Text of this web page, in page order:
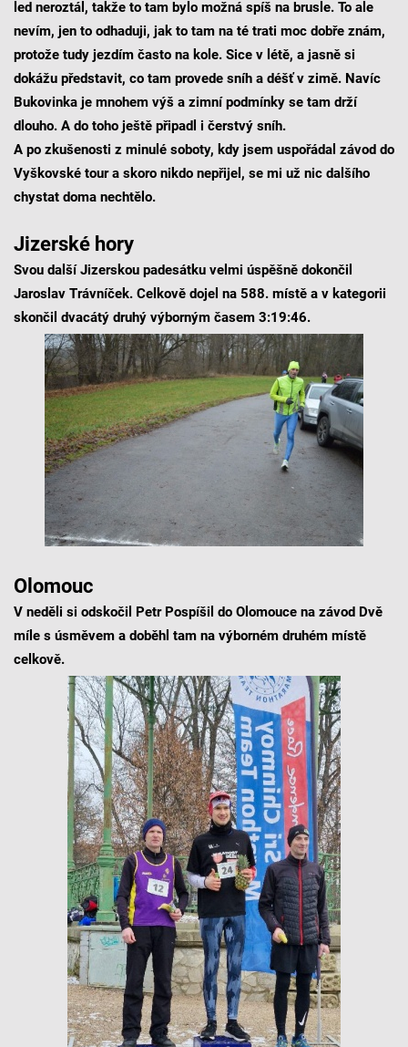
led neroztál, takže to tam bylo možná spíš na brusle. To ale
nevím, jen to odhaduji, jak to tam na té trati moc dobře znám,
protože tudy jezdím často na kole. Sice v létě, a jasně si
dokážu představit, co tam provede sníh a déšť v zimě. Navíc
Bukovinka je mnohem výš a zimní podmínky se tam drží
dlouho. A do toho ještě připadl i čerstvý sníh.
A po zkušenosti z minulé soboty, kdy jsem uspořádal závod do
Vyškovské tour a skoro nikdo nepřijel, se mi už nic dalšího
chystat doma nechtělo.
Jizerské hory
Svou další Jizerskou padesátku velmi úspěšně dokončil
Jaroslav Trávníček. Celkově dojel na 588. místě a v kategorii
skončil dvacátý druhý výborným časem 3:19:46.
Olomouc
V neděli si odskočil Petr Pospíšil do Olomouce na závod Dvě
míle s úsměvem a doběhl tam na výborném druhém místě
celkově.